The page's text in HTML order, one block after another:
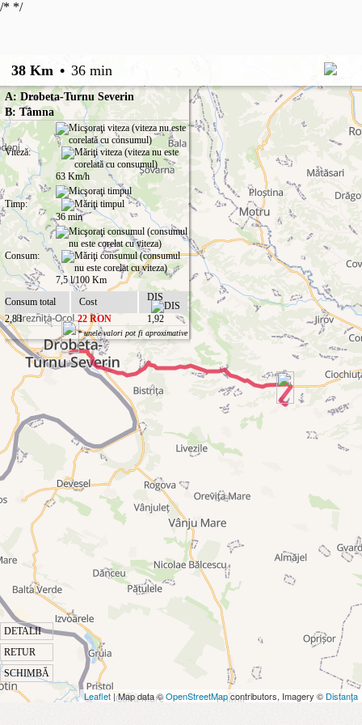
/* */
38 Km • 36 min
DETALII
RETUR
SCHIMBĂ
A: Drobeta-Turnu Severin
B: Tâmna
Viteză:
63 Km/h
Timp:
36 min
Consum:
7,5 l/100 Km
Consum total
Cost
DIS
2,8 l
22 RON 1,92
* unele valori pot fi aproximative